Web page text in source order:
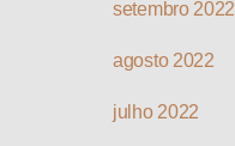
setembro 2022
agosto 2022
julho 2022